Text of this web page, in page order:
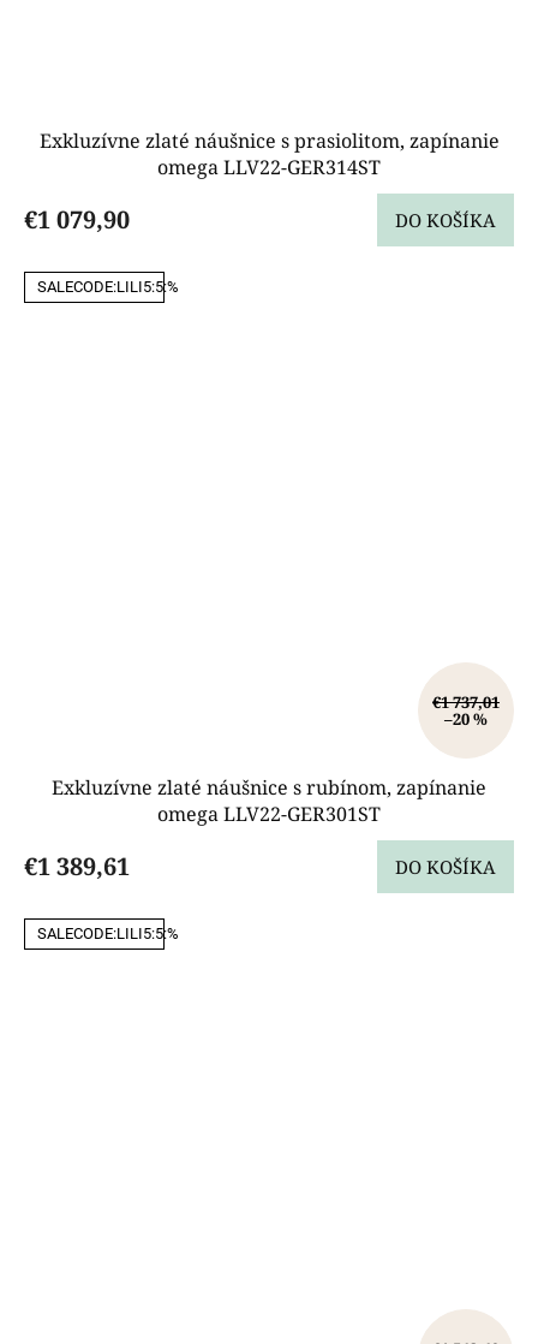
Exkluzívne zlaté náušnice s prasiolitom, zapínanie
omega LLV22-GER314ST
€1 079,90 DO KOŠÍKA
SALECODE:LILI5:5:%
€1 737,01
–20 %
Exkluzívne zlaté náušnice s rubínom, zapínanie
omega LLV22-GER301ST
€1 389,61 DO KOŠÍKA
SALECODE:LILI5:5:%